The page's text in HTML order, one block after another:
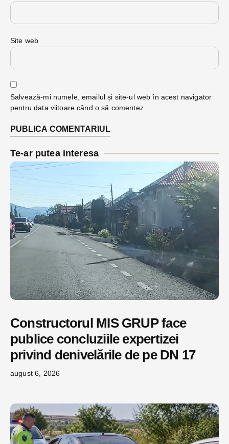
Site web
Salvează-mi numele, emailul și site-ul web în acest navigator
pentru data viitoare când o să comentez.
Te-ar putea interesa
Constructorul MIS GRUP face
publice concluziile expertizei
privind denivelările de pe DN 17
august 6, 2026